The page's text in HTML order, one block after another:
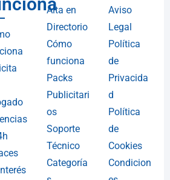
Alta en
Directorio
Cómo
funciona
Packs
Publicitari
os
Soporte
Técnico
Categoría
Aviso
Legal
Política
de
Privacida
d
Política
de
Cookies
Condicion